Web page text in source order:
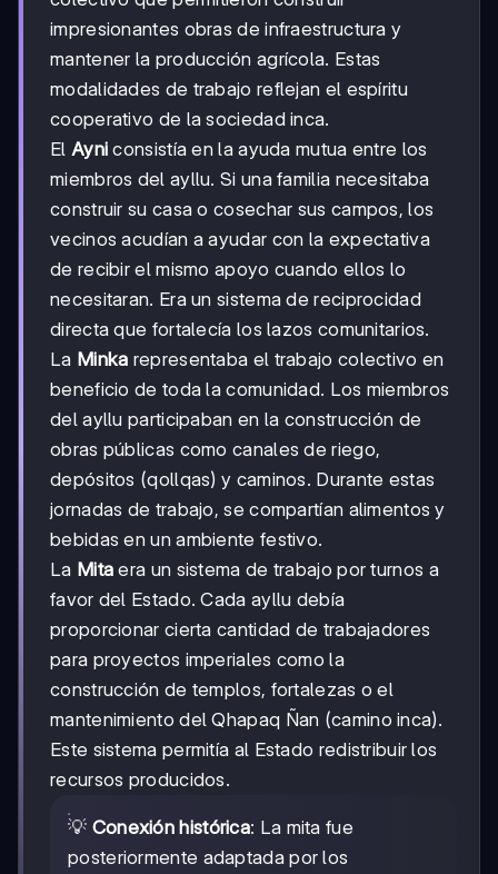
impresionantes obras de infraestructura y
mantener la producción agrícola. Estas
modalidades de trabajo reflejan el espíritu
cooperativo de la sociedad inca.
El Ayni consistía en la ayuda mutua entre los
miembros del ayllu. Si una familia necesitaba
construir su casa o cosechar sus campos, los
vecinos acudían a ayudar con la expectativa
de recibir el mismo apoyo cuando ellos lo
necesitaran. Era un sistema de reciprocidad
directa que fortalecía los lazos comunitarios.
La Minka representaba el trabajo colectivo en
beneficio de toda la comunidad. Los miembros
del ayllu participaban en la construcción de
obras públicas como canales de riego,
depósitos (qollqas) y caminos. Durante estas
jornadas de trabajo, se compartían alimentos y
bebidas en un ambiente festivo.
La Mita era un sistema de trabajo por turnos a
favor del Estado. Cada ayllu debía
proporcionar cierta cantidad de trabajadores
para proyectos imperiales como la
construcción de templos, fortalezas o el
mantenimiento del Qhapaq Ñan (camino inca).
Este sistema permitía al Estado redistribuir los
recursos producidos.
💡 Conexión histórica: La mita fue
posteriormente adaptada por los